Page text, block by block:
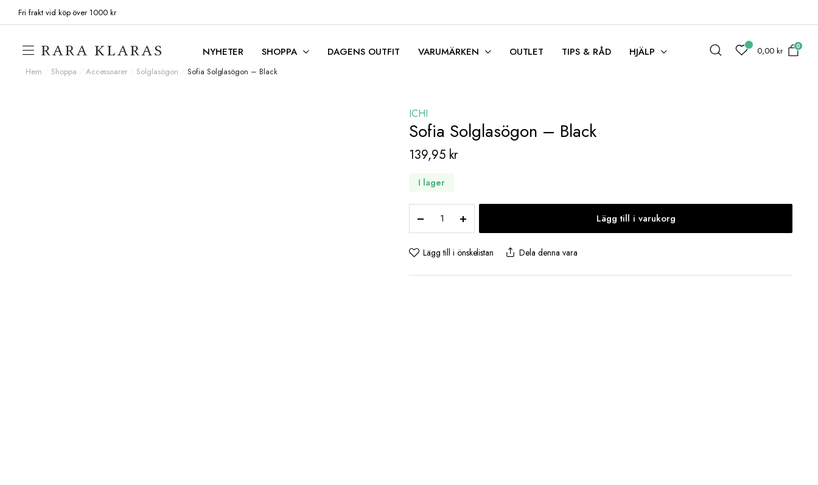
Fri frakt vid köp över 1000 kr
NYHETER SHOPPA DAGENS OUTFIT VARUMÄRKEN OUTLET TIPS & RÅD HJÄLP 0,00kr 0
Hem Shoppa Accessoarer Solglasögon Sofia Solglasögon – Black
ICHI
Sofia Solglasögon – Black
139,95 kr
I lager
Solglasögon
-
Black
antal
Lägg till i varukorg
Lägg till i önskelistan Dela denna vara